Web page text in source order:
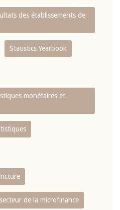
des établissements de
Statistics Yearbook
monétaires et
de la microfinance